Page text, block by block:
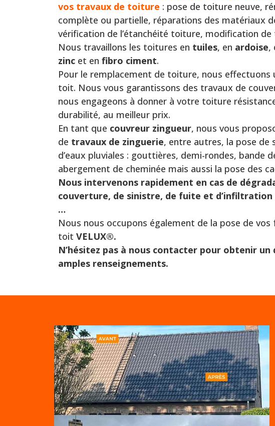
vos travaux de toiture : pose de toiture neuve,
complète ou partielle, réparations des matériaux
vérification de l’étanchéité toiture, modification
Nous travaillons les toitures en tuiles, en ardoise,
zinc et en fibro ciment.
Pour le remplacement de toiture, nous effectuons
toit. Nous vous garantissons des travaux de
nous engageons à donner à votre toiture
durabilité, au meilleur prix.
En tant que couvreur zingueur, nous vous
de travaux de zinguerie, entre autres, la pose de
d’eaux pluviales : gouttières, demi-rondes, bande
abergement de cheminée mais aussi la pose des
Nous intervenons rapidement en cas de
couverture, de sinistre, de fuite et
…
Nous nous occupons également de la pose de vos
toit VELUX®.
N’hésitez pas à nous contacter pour obtenir
amples renseignements.